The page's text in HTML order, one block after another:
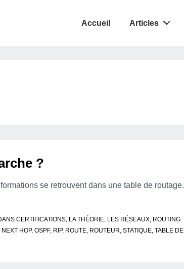
Accueil Articles
?
se retrouvent dans une table de routage.
CERTIFICATIONS, LA THÉORIE, LES RÉSEAUX, ROUTING
NEXT HOP, OSPF, RIP, ROUTE, ROUTEUR, STATIQUE, TABLE DE